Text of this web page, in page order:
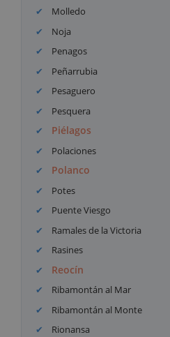
Molledo
Noja
Penagos
Peñarrubia
Pesaguero
Pesquera
Piélagos
Polaciones
Polanco
Potes
Puente Viesgo
Ramales de la Victoria
Rasines
Reocín
Ribamontán al Mar
Ribamontán al Monte
Rionansa